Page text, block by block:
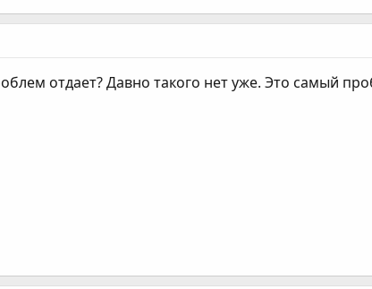
отдает? Давно такого нет уже. Это самый